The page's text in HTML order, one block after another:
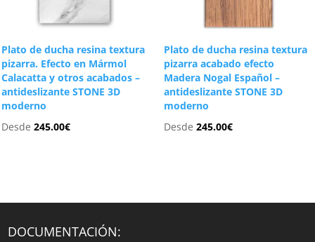
Plato de ducha resina textura
pizarra. Efecto en Mármol
Calacatta y otros acabados –
antideslizante STONE 3D
moderno
Desde245.00€
Plato de ducha resina textura
pizarra acabado efecto
Madera Nogal Español –
antideslizante STONE 3D
moderno
Desde 245.00€
DOCUMENTACIÓN: